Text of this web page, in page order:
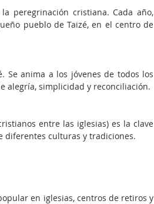
peregrinación cristiana. Cada año,
pueblo de Taizé, en el centro de
Se anima a los jóvenes de todos los
alegría, simplicidad y reconciliación.
entre las iglesias) es la clave
diferentes culturas y tradiciones.
en iglesias, centros de retiros y